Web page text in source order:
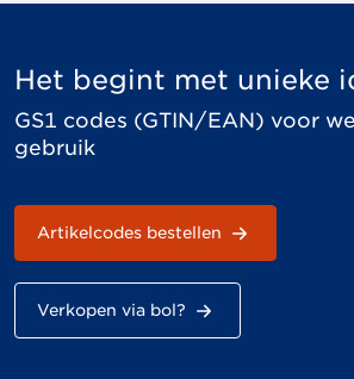
Het begint met unieke
GS1 codes (GTIN/EAN) voor
gebruik
Artikelcodes bestellen
Verkopen via bol?